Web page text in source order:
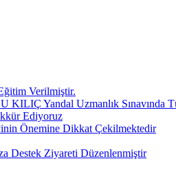
Verilmiştir.
KILIÇ Yandal Uzmanlık Sınavında
Ediyoruz
Önemine Dikkat Çekilmektedir
Destek Ziyareti Düzenlenmiştir